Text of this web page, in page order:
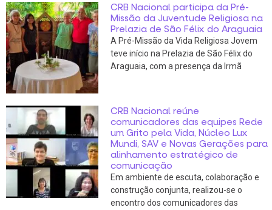
CRB Nacional participa da Pré-
Missão da Juventude Religiosa na
Prelazia de São Félix do Araguaia
A Pré-Missão da Vida Religiosa Jovem
teve início na Prelazia de São Félix do
Araguaia, com a presença da Irmã
CRB Nacional reúne
comunicadores das equipes Rede
um Grito pela Vida, Núcleo Lux
Mundi, SAV e Novas Gerações para
alinhamento estratégico de
comunicação
Em ambiente de escuta, colaboração e
construção conjunta, realizou-se o
encontro dos comunicadores das